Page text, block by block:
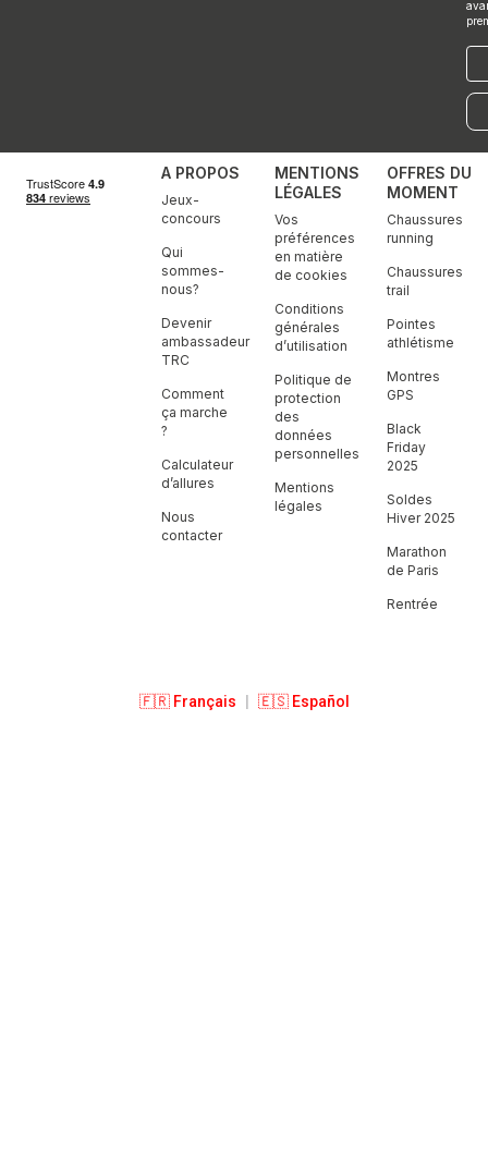
A PROPOS
Jeux-
concours
Qui
sommes-
nous?
Devenir
ambassadeur
TRC
Comment
ça marche
?
Calculateur
d’allures
Nous
contacter
MENTIONS
LÉGALES
Vos
préférences
en matière
de cookies
Conditions
générales
d’utilisation
Politique de
protection
des
données
personnelles
Mentions
légales
OFFRES DU
MOMENT
Chaussures
running
Chaussures
trail
Pointes
athlétisme
Montres
GPS
Black
Friday
2025
Soldes
Hiver 2025
Marathon
de Paris
Rentrée
🇫🇷 Français 🇪🇸 Español